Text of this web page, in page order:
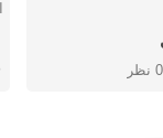
0 نظر